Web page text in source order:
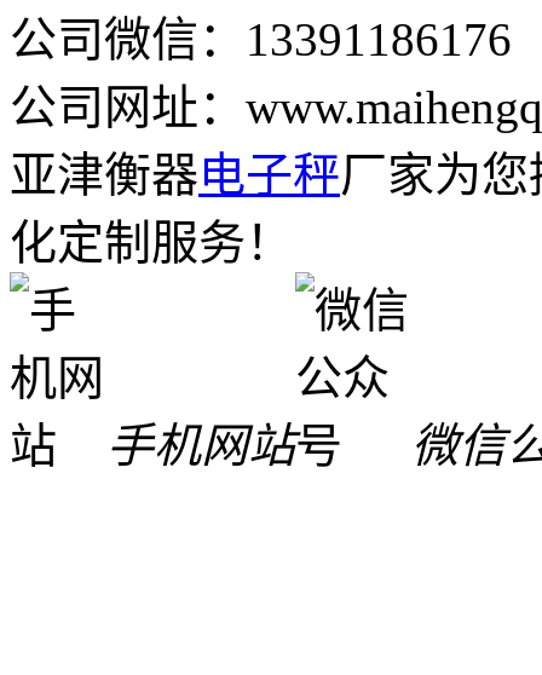
公司微信：13391186176
公司网址：
亚津衡器电子秤厂家为
化定制服务！
手机网站 微信